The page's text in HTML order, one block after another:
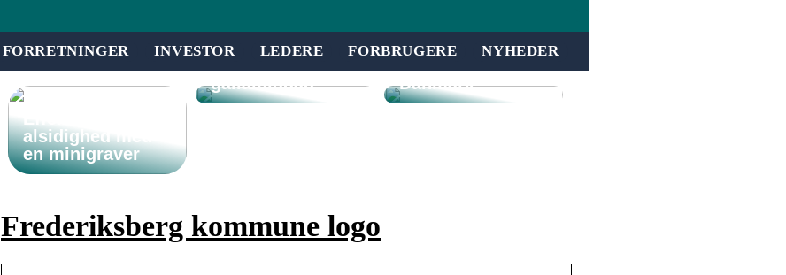
FORRETNINGER INVESTOR LEDERE FORBRUGERE NYHEDER
Effektivitet og
alsidighed med
en minigraver
at et eventbureau
står for din
gallamiddag
ed jeres
forretning med
Danmark
Frederiksberg kommune logo